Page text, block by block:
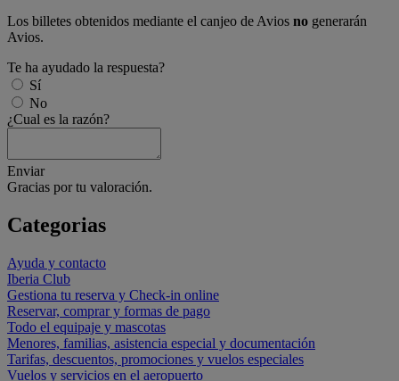
Los billetes obtenidos mediante el canjeo de Avios no generarán
Avios.
Te ha ayudado la respuesta?
Sí
No
¿Cual es la razón?
Enviar
Gracias por tu valoración.
Categorias
Ayuda y contacto
Iberia Club
Gestiona tu reserva y Check-in online
Reservar, comprar y formas de pago
Todo el equipaje y mascotas
Menores, familias, asistencia especial y documentación
Tarifas, descuentos, promociones y vuelos especiales
Vuelos y servicios en el aeropuerto